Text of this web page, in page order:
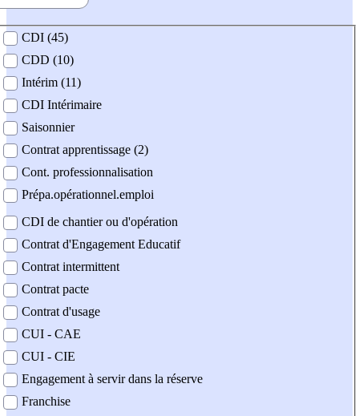
contrat
CDI (45)
CDD (10)
Intérim (11)
CDI Intérimaire
Saisonnier
Contrat apprentissage (2)
Cont. professionnalisation
Prépa.opérationnel.emploi
CDI de chantier ou d'opération
Contrat d'Engagement Educatif
Contrat intermittent
Contrat pacte
Contrat d'usage
CUI - CAE
CUI - CIE
Engagement à servir dans la réserve
Franchise